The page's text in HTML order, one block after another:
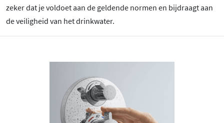
zeker dat je voldoet aan de geldende normen en bijdraagt aan
de veiligheid van het drinkwater.